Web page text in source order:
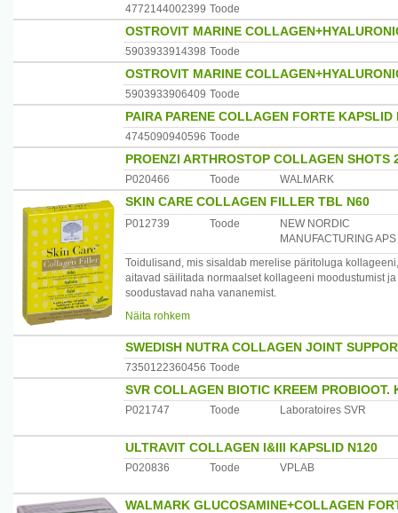
4772144002399 Toode
OSTROVIT MARINE
5903933914398 Toode
OSTROVIT MARINE
5903933906409 Toode
PAIRA PARENE COLLAGEN FORTE KAPSLID
4745090940596 Toode
PROENZI ARTHROSTOP COLLAGEN SHOTS
P020466 Toode WALMARK
SKIN CARE COLLAGEN FILLER TBL N60
P012739 Toode
NEW NORDIC
MANUFACTURING APS
Toidulisand, mis sisaldab merelise päritoluga
aitavad säilitada normaalset kollageeni moodustumist
soodustavad naha vananemist.
Annustamine: Võtta 2 tabletti päevas koos klaasi veega.
Aktiiised koostisosad:- 2 tabletti sisaldab :
Kollageen (kala) - 200 mg
Granaatõuna ekstrakt (Punica granatum L.)
Vetikaekstrakt (Haematococcus pluvialis Flotou.)
Tomati ekstrakt (Lycopersicum esculentum L.)
C vitamin - 54 mg - 0.68
Hoiatused:Ärge ületage soovituslikku päevast annust.
Ei sobi alla 11-aastastele lastele.
Näita rohkem
SWEDISH NUTRA COLLAGEN JOINT
7350122360456 Toode
SVR COLLAGEN BIOTIC KREEM PROBIOOT.
P021747 Toode Laboratoires SVR
ULTRAVIT COLLAGEN I&III KAPSLID N120
P020836 Toode VPLAB
WALMARK GLUCOSAMINE+COLLAGEN